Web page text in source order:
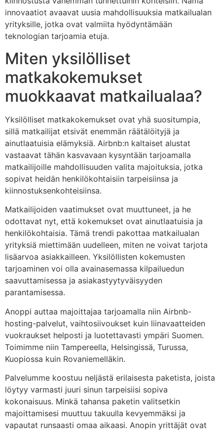
innovaatiot avaavat uusia mahdollisuuksia matkailualan
yrityksille, jotka ovat valmiita hyödyntämään
teknologian tarjoamia etuja.
Miten yksilölliset
matkakokemukset
muokkaavat matkailualaa?
Yksilölliset matkakokemukset ovat yhä suositumpia,
sillä matkailijat etsivät enemmän räätälöityjä ja
ainutlaatuisia elämyksiä. Airbnb:n kaltaiset alustat
vastaavat tähän kasvavaan kysyntään tarjoamalla
matkailijoille mahdollisuuden valita majoituksia, jotka
sopivat heidän henkilökohtaisiin tarpeisiinsa ja
kiinnostuksenkohteisiinsa.
Matkailijoiden vaatimukset ovat muuttuneet, ja he
odottavat nyt, että kokemukset ovat ainutlaatuisia ja
henkilökohtaisia. Tämä trendi pakottaa matkailualan
yrityksiä miettimään uudelleen, miten ne voivat tarjota
lisäarvoa asiakkailleen. Yksilöllisten kokemusten
tarjoaminen voi olla avainasemassa kilpailuedun
saavuttamisessa ja asiakastyytyväisyyden
parantamisessa.
Anoppi auttaa majoittajaa tarjoamalla niin Airbnb-
hosting-palvelut, vaihtosiivoukset kuin liinavaatteiden
vuokraukset helposti ja luotettavasti ympäri Suomen.
Toimimme niin Tampereella, Helsingissä, Turussa,
Kuopiossa kuin Rovaniemelläkin.
Palvelumme koostuu neljästä erilaisesta paketista, joista
löytyy varmasti juuri sinun tarpeisiisi sopiva
kokonaisuus. Minkä tahansa paketin valitsetkin
majoittamisesi muuttuu takuulla kevyemmäksi ja
vapautat runsaasti omaa aikaasi. Anopin yrittäjät ovat